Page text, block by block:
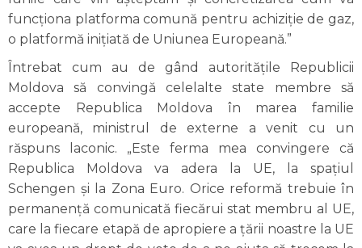
funcționa platforma comună pentru achiziție de gaz,
o platformă inițiată de Uniunea Europeană.”
Întrebat cum au de gând autoritățile Republicii
Moldova să convingă celelalte state membre să
accepte Republica Moldova în marea familie
europeană, ministrul de externe a venit cu un
răspuns laconic. „Este ferma mea convingere că
Republica Moldova va adera la UE, la spațiul
Schengen și la Zona Euro. Orice reformă trebuie în
permanență comunicată fiecărui stat membru al UE,
care la fiecare etapă de apropiere a țării noastre la UE